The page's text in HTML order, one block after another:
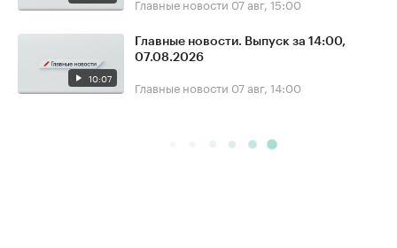
Главные новости 07 авг, 15:00
10:07
Главные новости. Выпуск за 14:00,
07.08.2026
Главные новости 07 авг, 14:00